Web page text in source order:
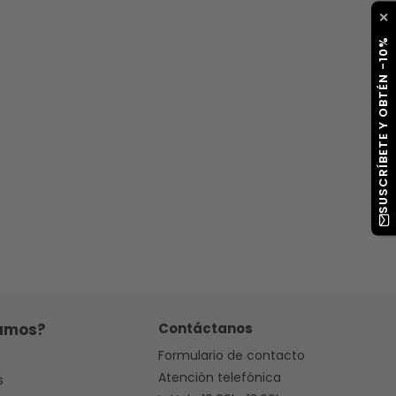
✕
SUSCRÍBETE Y OBTÉN -10%
Contáctanos
Formulario de contacto
Atención telefónica